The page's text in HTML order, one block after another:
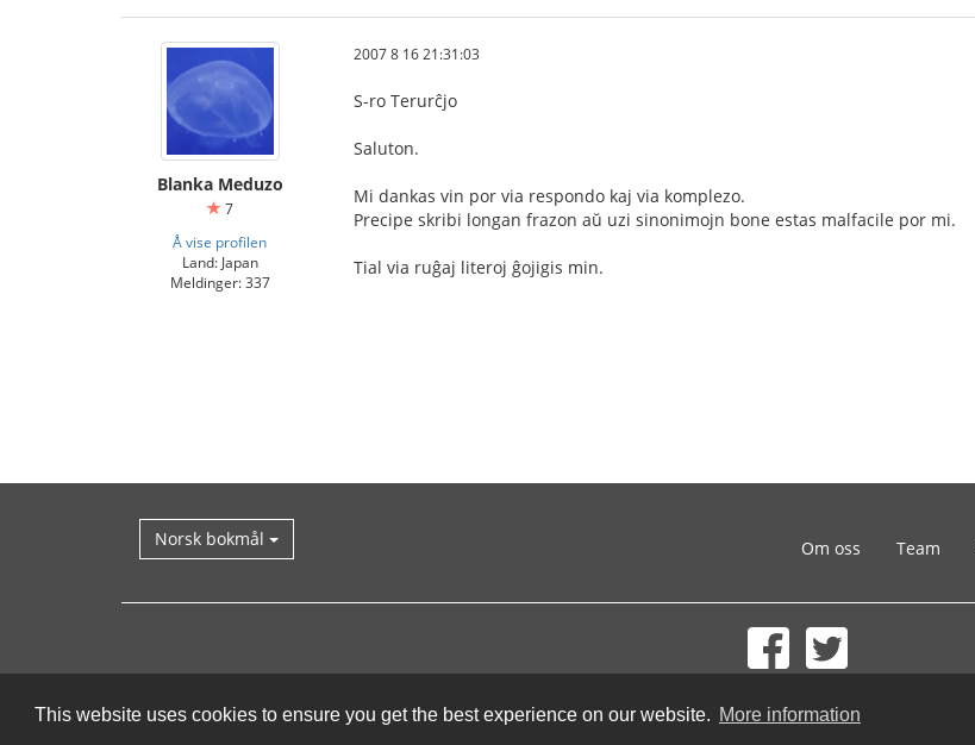
This website uses cookies to ensure you get the best experience on our website. More information
Blanka Meduzo
7
Å vise profilen
Land: Japan
Meldinger: 337
2007 8 16 21:31:03
S-ro Terurĉjo
Saluton.
Mi dankas vin por via respondo kaj via komplezo.
Precipe skribi longan frazon aŭ uzi sinonimojn bone estas malfacile por mi.
Tial via ruĝaj literoj ĝojigis min.
Norsk bokmål Om oss Team